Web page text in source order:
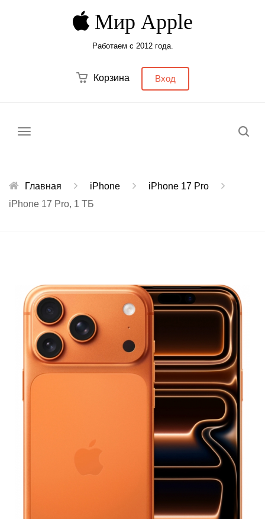
Мир Apple
Работаем с 2012 года.
Корзина Вход
Главная iPhone
iPhone 17 Pro
iPhone 17 Pro, 1 ТБ